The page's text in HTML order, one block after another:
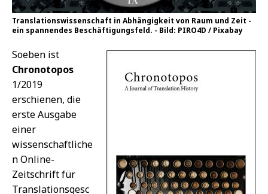
Translationswissenschaft in Abhängigkeit von Raum und Zeit -
ein spannendes Beschäftigungsfeld. - Bild: PIRO4D / Pixabay
Soeben ist
Chronotopos
1/2019
erschienen, die
erste Ausgabe
einer
wissenschaftliche
n Online-
Zeitschrift für
Translationsgesc